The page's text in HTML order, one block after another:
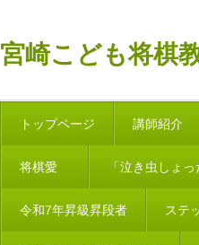
宮崎こども将棋
トップページ 講師紹介
将棋愛 「泣き虫しょ
令和7年昇級昇段者 ステ